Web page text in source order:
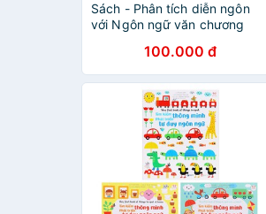
Sách - Phân tích diễn ngôn
với Ngôn ngữ văn chương
100.000 đ